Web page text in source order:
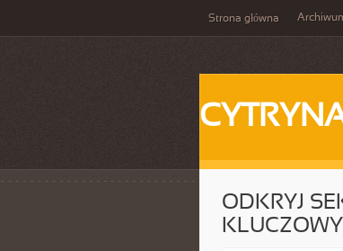
Strona główna
ODKRYJ